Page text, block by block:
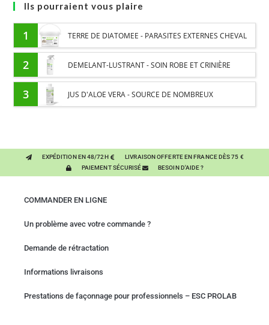
Ils pourraient vous plaire
1 TERRE DE DIATOMEE - PARASITES EXTERNES CHEVAL
2 DEMELANT-LUSTRANT - SOIN ROBE ET CRINIÈRE
CHEVAL - ENRICHI EN VITAMINE B ET HUILE D'ONAGRE
3 JUS D'ALOE VERA - SOURCE DE NOMBREUX
EXPÉDITION EN 48/72H
LIVRAISON OFFERTE EN FRANCE DÈS 75 €
PAIEMENT SÉCURISÉ
BESOIN D'AIDE ?
COMMANDER EN LIGNE
Un problème avec votre commande ?
Demande de rétractation
Informations livraisons
Prestations de façonnage pour professionnels – ESC PROLAB